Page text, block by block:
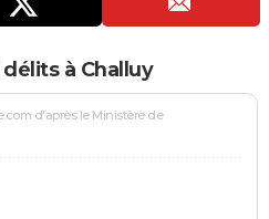
à Challuy
d'après le Ministère de